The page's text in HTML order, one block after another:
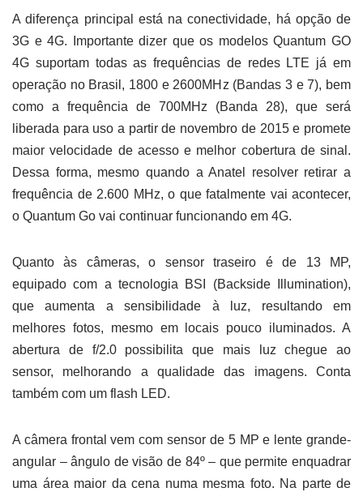
A diferença principal está na conectividade, há opção de
3G e 4G. Importante dizer que os modelos Quantum GO
4G suportam todas as frequências de redes LTE já em
operação no Brasil, 1800 e 2600MHz (Bandas 3 e 7), bem
como a frequência de 700MHz (Banda 28), que será
liberada para uso a partir de novembro de 2015 e promete
maior velocidade de acesso e melhor cobertura de sinal.
Dessa forma, mesmo quando a Anatel resolver retirar a
frequência de 2.600 MHz, o que fatalmente vai acontecer,
o Quantum Go vai continuar funcionando em 4G.
Quanto às câmeras, o sensor traseiro é de 13 MP,
equipado com a tecnologia BSI (Backside Illumination),
que aumenta a sensibilidade à luz, resultando em
melhores fotos, mesmo em locais pouco iluminados. A
abertura de f/2.0 possibilita que mais luz chegue ao
sensor, melhorando a qualidade das imagens. Conta
também com um flash LED.
A câmera frontal vem com sensor de 5 MP e lente grande-
angular – ângulo de visão de 84º – que permite enquadrar
uma área maior da cena numa mesma foto. Na parte de